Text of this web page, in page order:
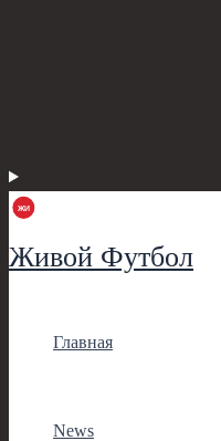
Живой Футбол
Главная
News